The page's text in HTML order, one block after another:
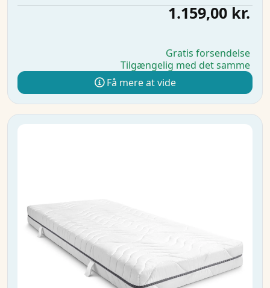
1.159,00 kr.
Gratis forsendelse
Tilgængelig med det samme
Få mere at vide